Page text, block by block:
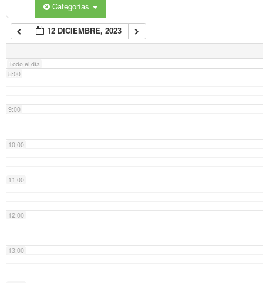
Categorías
12 DICIEMBRE, 2023
Todo el día
7:00
8:00
9:00
10:00
11:00
12:00
13:00